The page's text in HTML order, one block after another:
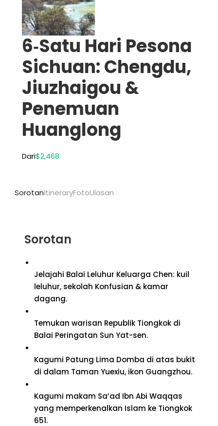
6‑Satu Hari Pesona
Sichuan: Chengdu,
Jiuzhaigou &
Penemuan
Huanglong
Dari$2,468
SorotanItineraryFotoUlasan
Sorotan
Jelajahi Balai Leluhur Keluarga Chen: kuil
leluhur, sekolah Konfusian & kamar
dagang.
Temukan warisan Republik Tiongkok di
Balai Peringatan Sun Yat-sen.
Kagumi Patung Lima Domba di atas bukit
di dalam Taman Yuexiu, ikon Guangzhou.
Kagumi makam Sa’ad Ibn Abi Waqqas
yang memperkenalkan Islam ke Tiongkok
651.